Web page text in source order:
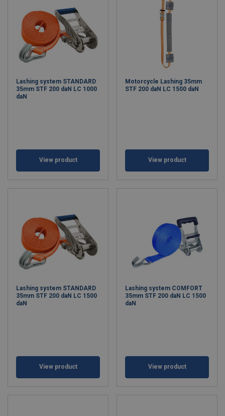
Lashing system STANDARD
35mm STF 200 daN LC 1000
daN
View product
Motorcycle Lashing 35mm
STF 200 daN LC 1500 daN
View product
Lashing system STANDARD
35mm STF 200 daN LC 1500
daN
View product
Lashing system COMFORT
35mm STF 200 daN LC 1500
daN
View product